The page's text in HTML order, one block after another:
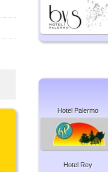
Hotel Palermo
Hotel Rey